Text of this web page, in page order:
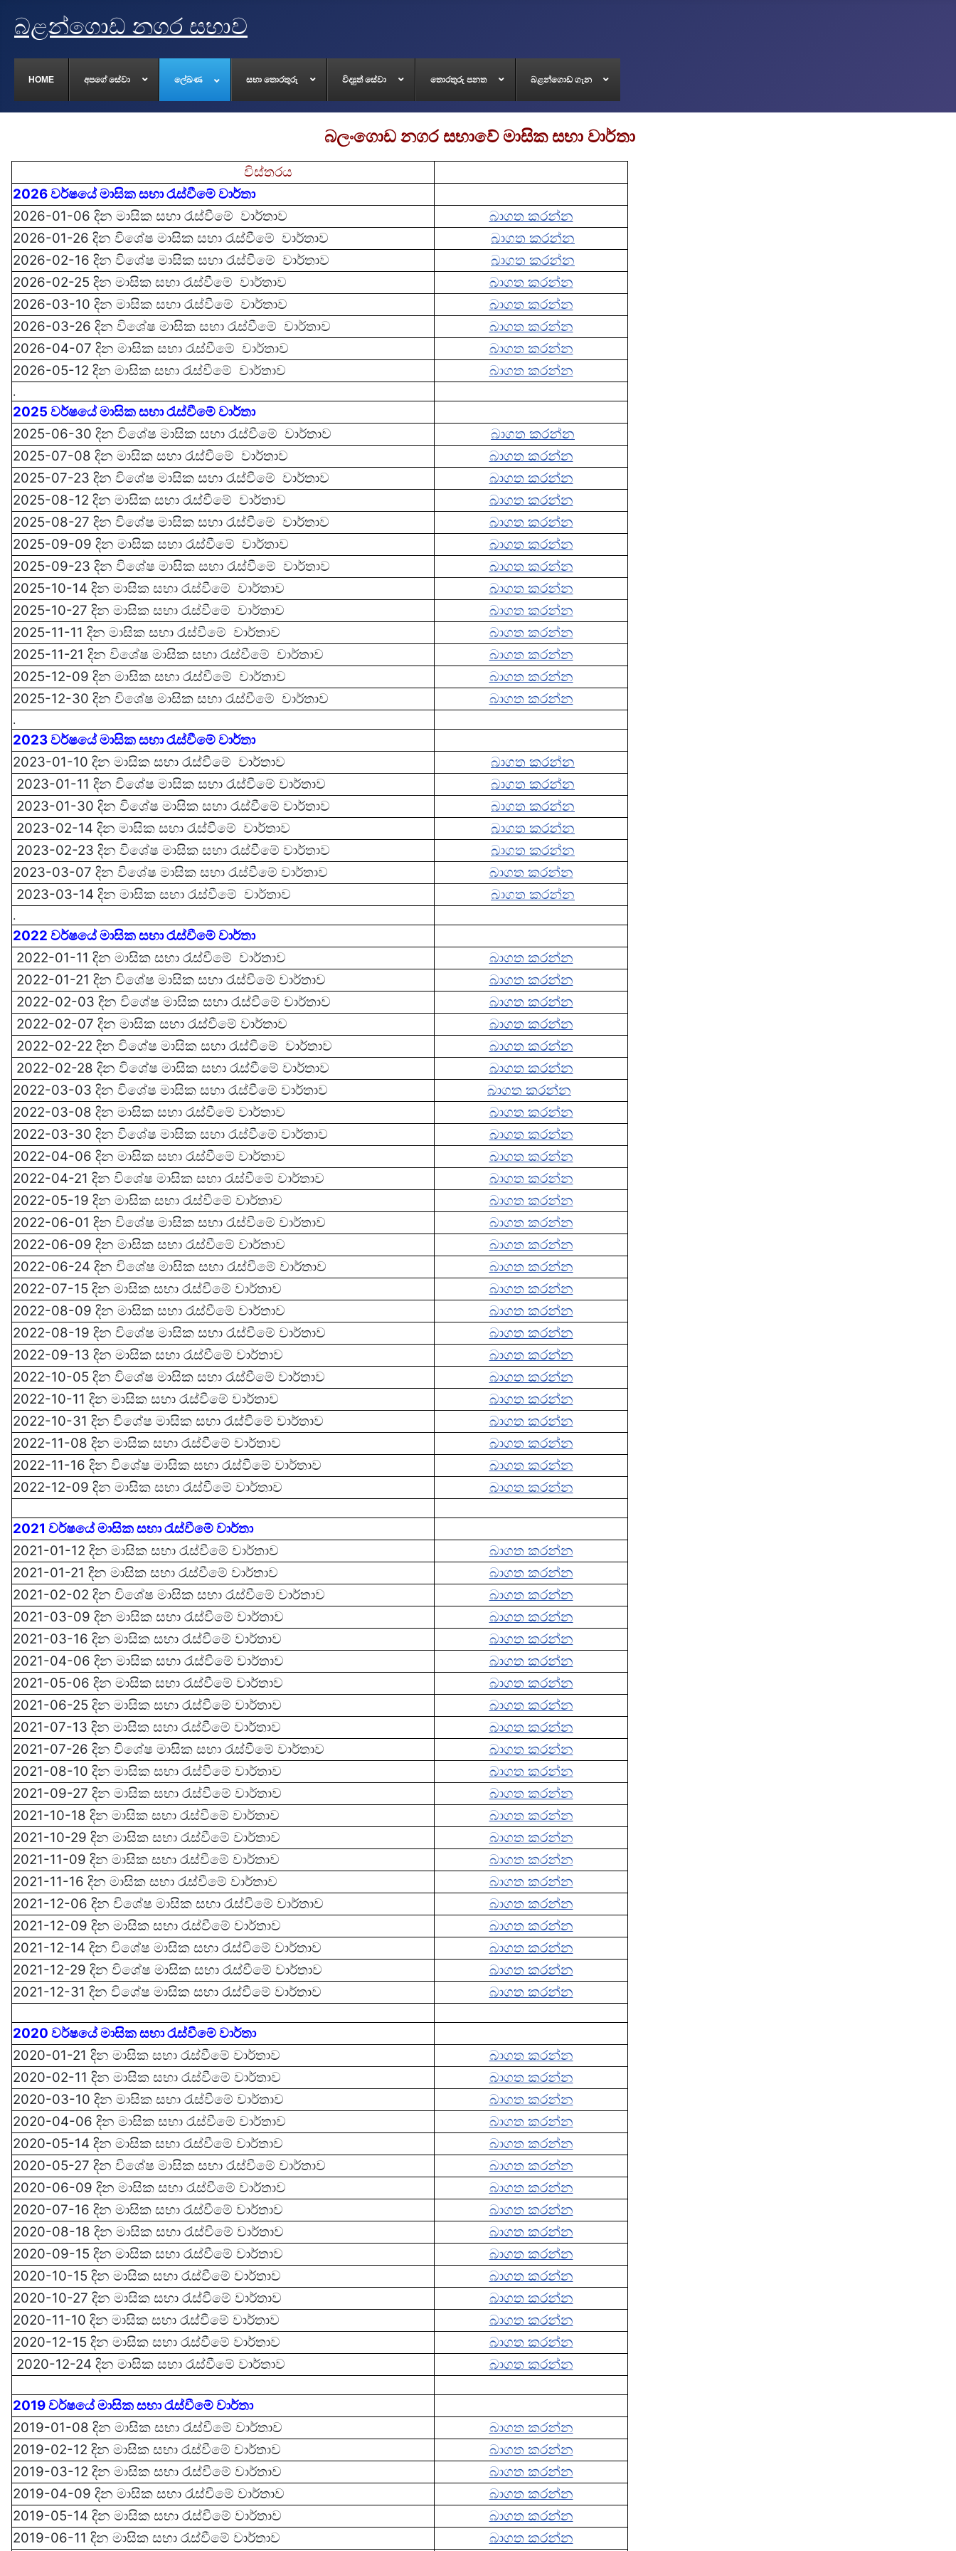
බළන්ගොඩ නගර සභාව
HOME අපගේ සේවා ලේඛණ සභා තොරතුරු විද්‍යුත් සේවා තොරතුරු පනත බළන්ගොඩ ගැන
බලංගොඩ නගර සභාවේ මාසික සභා වාර්තා
විස්තරය
2026 වර්ෂයේ මාසික සභා රැස්වී‍මේ වාර්තා
2026-01-06 දින මාසික සභා රැස්වී‍මේ වාර්තාව
බාගත කරන්න
2026-01-26 දින වි‍‍‍ශේෂ මාසික සභා රැස්වී‍මේ වාර්තාව
බාගත කරන්න
2026-02-16 දින වි‍‍‍ශේෂ මාසික සභා රැස්වී‍මේ වාර්තාව
බාගත කරන්න
2026-02-25 දින මාසික සභා රැස්වී‍මේ වාර්තාව
බාගත කරන්න
2026-03-10 දින මාසික සභා රැස්වී‍මේ වාර්තාව
බාගත කරන්න
2026-03-26 දින වි‍‍‍ශේෂ මාසික සභා රැස්වී‍මේ වාර්තාව
බාගත කරන්න
2026-04-07 දින මාසික සභා රැස්වී‍මේ වාර්තාව
බාගත කරන්න
2026-05-12 දින මාසික සභා රැස්වී‍මේ වාර්තාව
බාගත කරන්න
.
2025 වර්ෂයේ මාසික සභා රැස්වී‍මේ වාර්තා
2025-06-30 දින වි‍‍‍ශේෂ මාසික සභා රැස්වී‍මේ වාර්තාව
බාගත කරන්න
2025-07-08 දින මාසික සභා රැස්වී‍මේ වාර්තාව
බාගත කරන්න
2025-07-23 දින වි‍‍‍ශේෂ මාසික සභා රැස්වී‍මේ වාර්තාව
බාගත කරන්න
2025-08-12 දින මාසික සභා රැස්වී‍මේ වාර්තාව
බාගත කරන්න
2025-08-27 දින වි‍‍‍ශේෂ මාසික සභා රැස්වී‍මේ වාර්තාව
බාගත කරන්න
2025-09-09 දින මාසික සභා රැස්වී‍මේ වාර්තාව
බාගත කරන්න
2025-09-23 දින විශේෂ මාසික සභා රැස්වී‍මේ වාර්තාව
බාගත කරන්න
2025-10-14 දින මාසික සභා රැස්වී‍මේ වාර්තාව
බාගත කරන්න
2025-10-27 දින මාසික සභා රැස්වී‍මේ වාර්තාව
බාගත කරන්න
2025-11-11 දින මාසික සභා රැස්වී‍මේ වාර්තාව
බාගත කරන්න
2025-11-21 දින විශේෂ මාසික සභා රැස්වී‍මේ වාර්තාව
බාගත කරන්න
2025-12-09 දින මාසික සභා රැස්වී‍මේ වාර්තාව
බාගත කරන්න
2025-12-30 දින විශේෂ මාසික සභා රැස්වී‍මේ වාර්තාව බාගත කරන්න
.
2023 වර්ෂයේ මාසික සභා රැස්වී‍මේ වාර්තා
2023-01-10 දින මාසික සභා රැස්වී‍මේ වාර්තාව
බාගත කරන්න
2023-01-11 දින වි‍‍‍ශේෂ මාසික සභා රැස්වී‍මේ වාර්තාව
බාගත කරන්න
2023-01-30 දින වි‍‍‍ශේෂ මාසික සභා රැස්වී‍මේ වාර්තාව
බාගත කරන්න
2023-02-14 දින මාසික සභා රැස්වී‍මේ වාර්තාව
බාගත කරන්න
2023-02-23 දින වි‍‍‍ශේෂ මාසික සභා රැස්වී‍මේ වාර්තාව
බාගත කරන්න
2023-03-07 දින වි‍‍‍ශේෂ මාසික සභා රැස්වී‍මේ වාර්තාව
බාගත කරන්න
2023-03-14 දින මාසික සභා රැස්වී‍මේ වාර්තාව බාගත කරන්න
.
2022 වර්ෂයේ මාසික සභා රැස්වී‍මේ වාර්තා
2022-01-11 දින මාසික සභා රැස්වී‍මේ වාර්තාව
බාගත කරන්න
2022-01-21 දින වි‍‍‍ශේෂ මාසික සභා රැස්වී‍මේ වාර්තාව
බාගත කරන්න
2022-02-03 දින වි‍‍‍ශේෂ මාසික සභා රැස්වී‍මේ වාර්තාව
බාගත කරන්න
2022-02-07 දින මාසික සභා රැස්වී‍මේ වාර්තාව
බාගත කරන්න
2022-02-22 දින වි‍‍‍ශේෂ මාසික සභා රැස්වී‍මේ වාර්තාව
බාගත කරන්න
2022-02-28 දින වි‍‍‍ශේෂ මාසික සභා රැස්වී‍මේ වාර්තාව
බාගත කරන්න
2022-03-03 දින වි‍‍‍ශේෂ මාසික සභා රැස්වී‍මේ වාර්තාව
බාගත කරන්න
2022-03-08 දින මාසික සභා රැස්වී‍මේ වාර්තාව
බාගත කරන්න
2022-03-30 දින වි‍‍‍ශේෂ මාසික සභා රැස්වී‍මේ වාර්තාව
බාගත කරන්න
2022-04-06 දින මාසික සභා රැස්වී‍මේ වාර්තාව
බාගත කරන්න
2022-04-21 දින වි‍‍‍ශේෂ මාසික සභා රැස්වී‍මේ වාර්තාව
බාගත කරන්න
2022-05-19 දින මාසික සභා රැස්වී‍මේ වාර්තාව
බාගත කරන්න
2022-06-01 දින වි‍‍‍ශේෂ මාසික සභා රැස්වී‍මේ වාර්තාව
බාගත කරන්න
2022-06-09 දින මාසික සභා රැස්වී‍මේ වාර්තාව
බාගත කරන්න
2022-06-24 දින වි‍‍‍ශේෂ මාසික සභා රැස්වී‍මේ වාර්තාව
බාගත කරන්න
2022-07-15 දින මාසික සභා රැස්වී‍මේ වාර්තාව
බාගත කරන්න
2022-08-09 දින මාසික සභා රැස්වී‍මේ වාර්තාව
බාගත කරන්න
2022-08-19 දින වි‍‍‍ශේෂ මාසික සභා රැස්වී‍මේ වාර්තාව
බාගත කරන්න
2022-09-13 දින මාසික සභා රැස්වී‍මේ වාර්තාව
බාගත කරන්න
2022-10-05 දින වි‍‍‍ශේෂ මාසික සභා රැස්වී‍මේ වාර්තාව
බාගත කරන්න
2022-10-11 දින මාසික සභා රැස්වී‍මේ වාර්තාව
බාගත කරන්න
2022-10-31 දින වි‍‍‍ශේෂ මාසික සභා රැස්වී‍මේ වාර්තාව
බාගත කරන්න
2022-11-08 දින මාසික සභා රැස්වී‍මේ වාර්තාව
බාගත කරන්න
2022-11-16 දින වි‍‍‍ශේෂ මාසික සභා රැස්වී‍මේ වාර්තාව
බාගත කරන්න
2022-12-09 දින මාසික සභා රැස්වී‍මේ වාර්තාව බාගත කරන්න
2021 වර්ෂයේ මාසික සභා රැස්වී‍මේ වාර්තා
2021-01-12 දින මාසික සභා රැස්වී‍මේ වාර්තාව
බාගත කරන්න
2021-01-21 දින මාසික සභා රැස්වී‍මේ වාර්තාව
බාගත කරන්න
2021-02-02 දින වි‍‍‍ශේෂ මාසික සභා රැස්වී‍මේ වාර්තාව
බාගත කරන්න
2021-03-09 දින මාසික සභා රැස්වී‍මේ වාර්තාව
බාගත කරන්න
2021-03-16 දින මාසික සභා රැස්වී‍මේ වාර්තාව
බාගත කරන්න
2021-04-06 දින මාසික සභා රැස්වී‍මේ වාර්තාව
බාගත කරන්න
2021-05-06 දින මාසික සභා රැස්වී‍මේ වාර්තාව
බාගත කරන්න
2021-06-25 දින මාසික සභා රැස්වී‍මේ වාර්තාව
බාගත කරන්න
2021-07-13 දින මාසික සභා රැස්වී‍මේ වාර්තාව
බාගත කරන්න
2021-07-26 දින වි‍‍‍ශේෂ මාසික සභා රැස්වී‍මේ වාර්තාව
බාගත කරන්න
2021-08-10 දින මාසික සභා රැස්වී‍මේ වාර්තාව
බාගත කරන්න
2021-09-27 දින මාසික සභා රැස්වී‍මේ වාර්තාව
බාගත කරන්න
2021-10-18 දින මාසික සභා රැස්වී‍මේ වාර්තාව
බාගත කරන්න
2021-10-29 දින මාසික සභා රැස්වී‍මේ වාර්තාව
බාගත කරන්න
2021-11-09 දින මාසික සභා රැස්වී‍මේ වාර්තාව
බාගත කරන්න
2021-11-16 දින මාසික සභා රැස්වී‍මේ වාර්තාව
බාගත කරන්න
2021-12-06 දින වි‍‍‍ශේෂ මාසික සභා රැස්වී‍මේ වාර්තාව
බාගත කරන්න
2021-12-09 දින මාසික සභා රැස්වී‍මේ වාර්තාව
බාගත කරන්න
2021-12-14 දින වි‍‍‍ශේෂ මාසික සභා රැස්වී‍මේ වාර්තාව
බාගත කරන්න
2021-12-29 දින වි‍‍‍ශේෂ මාසික සභා රැස්වී‍මේ වාර්තාව
බාගත කරන්න
2021-12-31 දින වි‍‍‍ශේෂ මාසික සභා රැස්වී‍මේ වාර්තාව බාගත කරන්න
2020 වර්ෂයේ මාසික සභා රැස්වී‍මේ වාර්තා
2020-01-21 දින මාසික සභා රැස්වී‍මේ වාර්තාව
බාගත කරන්න
2020-02-11 දින මාසික සභා රැස්වී‍මේ වාර්තාව
බාගත කරන්න
2020-03-10 දින මාසික සභා රැස්වී‍මේ වාර්තාව
බාගත කරන්න
2020-04-06 දින මාසික සභා රැස්වී‍මේ වාර්තාව
බාගත කරන්න
2020-05-14 දින මාසික සභා රැස්වී‍මේ වාර්තාව
බාගත කරන්න
2020-05-27 දින වි‍‍‍ශේෂ මාසික සභා රැස්වී‍මේ වාර්තාව
බාගත කරන්න
2020-06-09 දින මාසික සභා රැස්වී‍මේ වාර්තාව
බාගත කරන්න
2020-07-16 දින මාසික සභා රැස්වී‍මේ වාර්තාව
බාගත කරන්න
2020-08-18 දින මාසික සභා රැස්වී‍මේ වාර්තාව
බාගත කරන්න
2020-09-15 දින මාසික සභා රැස්වී‍මේ වාර්තාව
බාගත කරන්න
2020-10-15 දින මාසික සභා රැස්වී‍මේ වාර්තාව
බාගත කරන්න
2020-10-27 දින මාසික සභා රැස්වී‍මේ වාර්තාව
බාගත කරන්න
2020-11-10 දින මාසික සභා රැස්වී‍මේ වාර්තාව
බාගත කරන්න
2020-12-15 දින මාසික සභා රැස්වී‍මේ වාර්තාව
බාගත කරන්න
2020-12-24 දින මාසික සභා රැස්වී‍මේ වාර්තාව
බාගත කරන්න
2019 වර්ෂයේ මාසික සභා රැස්වී‍මේ වාර්තා
2019-01-08 දින මාසික සභා රැස්වී‍මේ වාර්තාව
බාගත කරන්න
2019-02-12 දින මාසික සභා රැස්වී‍මේ වාර්තාව
බාගත කරන්න
2019-03-12 දින මාසික සභා රැස්වී‍මේ වාර්තාව
බාගත කරන්න
2019-04-09 දින මාසික සභා රැස්වී‍මේ වාර්තාව
බාගත කරන්න
2019-05-14 දින මාසික සභා රැස්වී‍මේ වාර්තාව
බාගත කරන්න
2019-06-11 දින මාසික සභා රැස්වී‍මේ වාර්තාව
බාගත කරන්න